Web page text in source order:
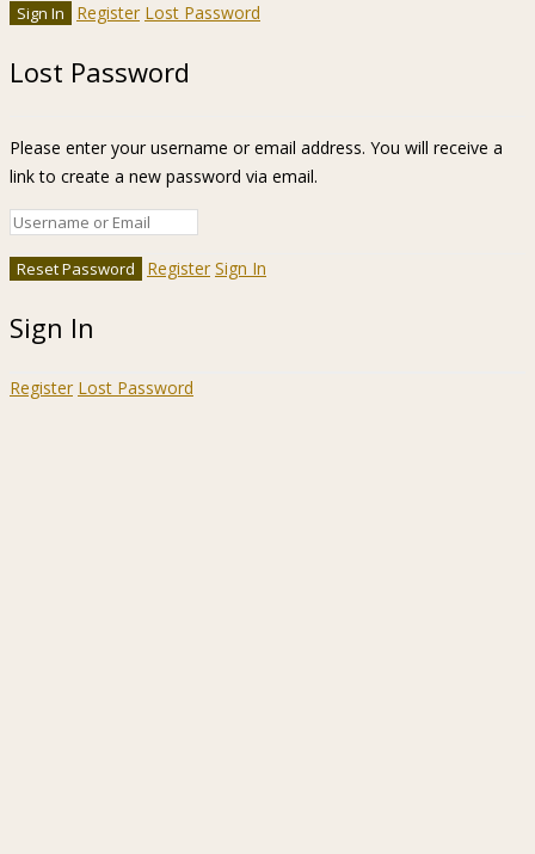
Register Lost Password
Lost Password
Please enter your username or email address. You will receive a
link to create a new password via email.
Register Sign In
Sign In
Register Lost Password